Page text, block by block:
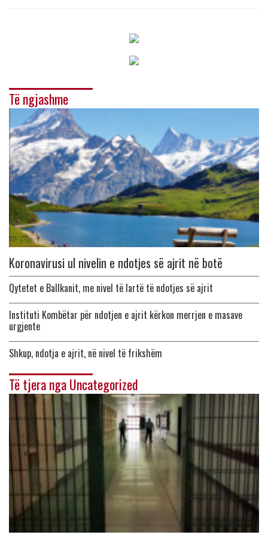
Të ngjashme
Koronavirusi ul nivelin e ndotjes së ajrit në botë
Qytetet e Ballkanit, me nivel të lartë të ndotjes së ajrit
Instituti Kombëtar për ndotjen e ajrit kërkon merrjen e masave
urgjente
Shkup, ndotja e ajrit, në nivel të frikshëm
Të tjera nga Uncategorized